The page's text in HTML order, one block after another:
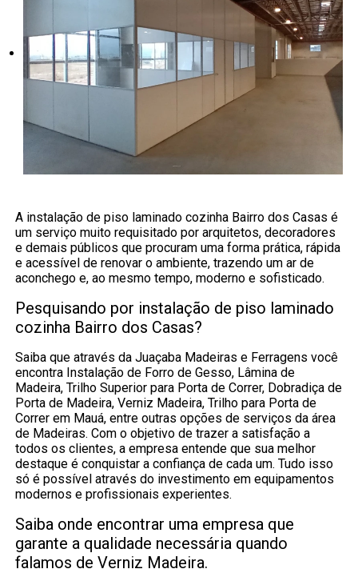
A instalação de piso laminado cozinha Bairro dos Casas é
um serviço muito requisitado por arquitetos, decoradores
e demais públicos que procuram uma forma prática, rápida
e acessível de renovar o ambiente, trazendo um ar de
aconchego e, ao mesmo tempo, moderno e sofisticado.
Pesquisando por instalação de piso laminado
cozinha Bairro dos Casas?
Saiba que através da Juaçaba Madeiras e Ferragens você
encontra Instalação de Forro de Gesso, Lâmina de
Madeira, Trilho Superior para Porta de Correr, Dobradiça de
Porta de Madeira, Verniz Madeira, Trilho para Porta de
Correr em Mauá, entre outras opções de serviços da área
de Madeiras. Com o objetivo de trazer a satisfação a
todos os clientes, a empresa entende que sua melhor
destaque é conquistar a confiança de cada um. Tudo isso
só é possível através do investimento em equipamentos
modernos e profissionais experientes.
Saiba onde encontrar uma empresa que
garante a qualidade necessária quando
falamos de Verniz Madeira.